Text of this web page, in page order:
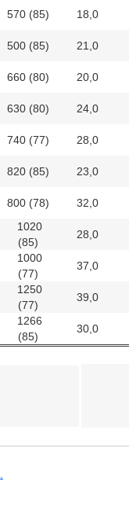
570 (85) 18,0
500 (85) 21,0
660 (80) 20,0
630 (80) 24,0
740 (77) 28,0
820 (85) 23,0
800 (78) 32,0
1020
(85)
28,0
1000
(77)
37,0
1250
(77)
39,0
1266
(85)
30,0